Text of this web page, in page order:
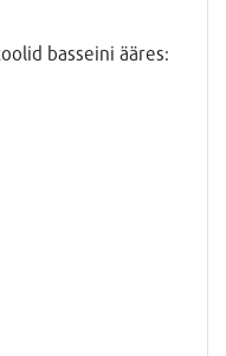
basseini ääres: